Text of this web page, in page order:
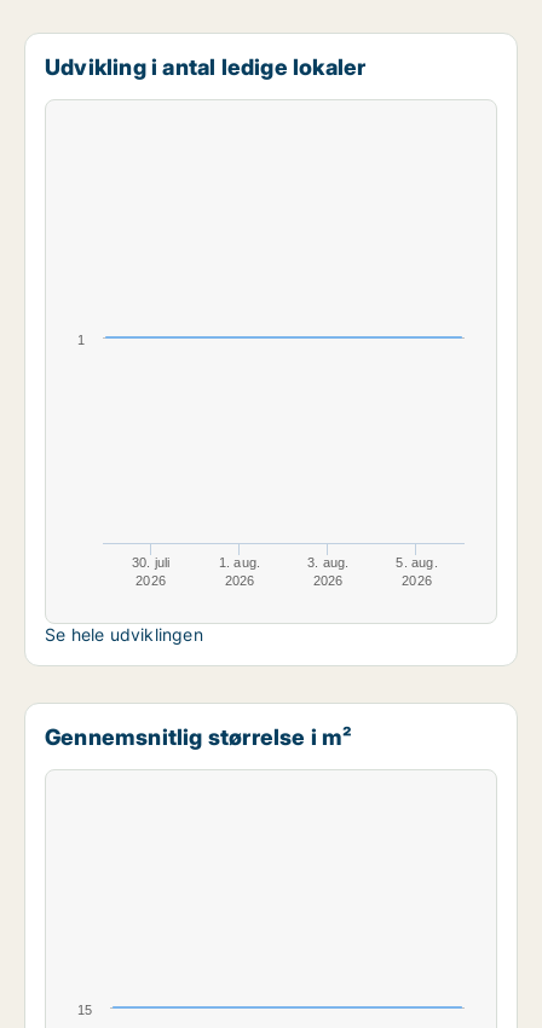
Udvikling i antal ledige lokaler
30. juli
2026
1. aug.
2026
3. aug.
2026
5. aug.
2026
1
Se hele udviklingen
Gennemsnitlig størrelse i m²
15